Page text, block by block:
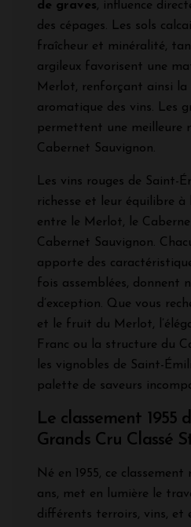
de graves, influence
des cépages. Les sols
fraîcheur et minéralité,
argileux favorisent une
Merlot, renforçant ainsi la
aromatique des vins. Les
permettent une meilleure
Cabernet Sauvignon.
Les vins rouges de Saint-
richesse et leur équilibre
entre le Merlot, le
Cabernet Sauvignon.
apporte des
fois assemblées, donnent
d’exception. Que vous
et le fruit du Merlot,
Franc ou la structure du
les vignobles de Saint-
palette de saveurs
Le classement 1955
Grands Cru Classé
Né en 1955, ce
ans, met en lumière le
différents terroirs, vins, et